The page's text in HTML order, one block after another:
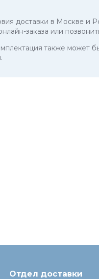
доставки в Москве и
заказа или
также может
Отдел доставки